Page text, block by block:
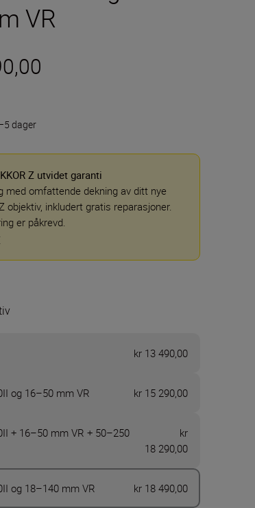
VR
dager
Z utvidet garanti
med omfattende dekning av ditt nye
objektiv, inkludert gratis reparasjoner.
er påkrevd.
kr 13 490,00
og 16–50 mm VR kr 15 290,00
+ 16–50 mm VR + 50–250
kr
18 290,00
og 18–140 mm VR kr 18 490,00